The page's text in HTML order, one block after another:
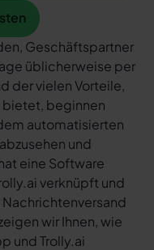
Geschäftspartner
üblicherweise per
der vielen Vorteile,
bietet, beginnen
automatisierten
und
eine Software
verknüpft und
wir Ihnen, wie
und Trolly.ai